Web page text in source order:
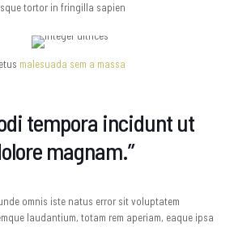
tortor in fringilla sapien
malesuada sem a massa
tempora incidunt ut
magnam.”
omnis iste natus error sit voluptatem
laudantium, totam rem aperiam, eaque ipsa